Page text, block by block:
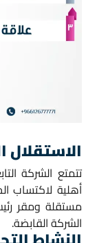
الاستقلال
تتمتع الشركة
أهلية لاكتساب
مستقلة ومقر
الشركة القابضة.